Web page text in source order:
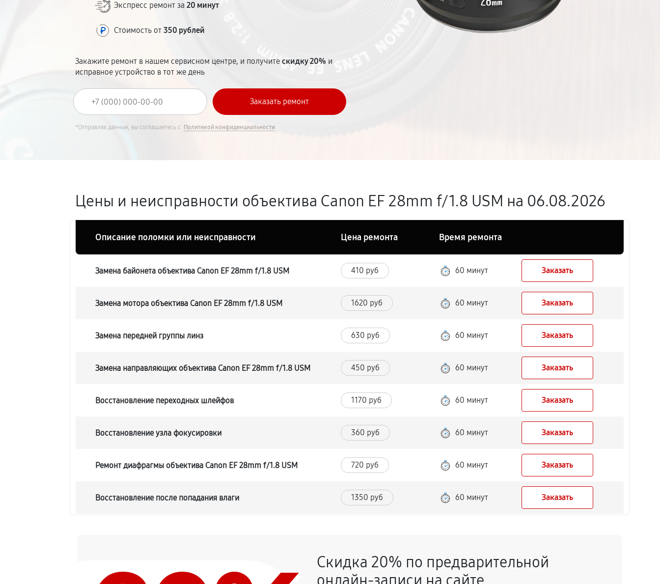
Экспресс ремонт за20 минут
Стоимость от350 рублей
Закажите ремонт в нашем сервисном центре, и получитескидку 20% и
исправное устройство в тот же день
*Отправляя данные, вы соглашаетесь с Политикой конфиденциальности
Цены и неисправности объектива Canon EF 28mm f/1.8 USM на 06.08.2026
Описание поломки или неисправности Цена ремонта Время ремонта
Замена байонета объектива Canon EF 28mm f/1.8 USM 410 руб 60 минут Заказать
Замена мотора объектива Canon EF 28mm f/1.8 USM 1620 руб 60 минут Заказать
Замена передней группы линз 630 руб 60 минут Заказать
Замена направляющих объектива Canon EF 28mm f/1.8 USM 450 руб 60 минут Заказать
Восстановление переходных шлейфов 1170 руб 60 минут Заказать
Восстановление узла фокусировки 360 руб 60 минут Заказать
Ремонт диафрагмы объектива Canon EF 28mm f/1.8 USM 720 руб 60 минут Заказать
Восстановление после попадания влаги 1350 руб 60 минут Заказать
360 руб 60 минут Заказать
Скидка 20% по предварительной
онлайн-записи на сайте